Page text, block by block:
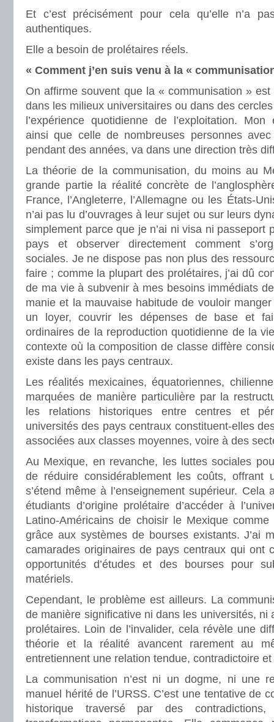
Et c’est précisément pour cela qu’elle n’a
authentiques.
Elle a besoin de prolétaires réels.
« Comment j’en suis venu à la «
On affirme souvent que la « communisation »
dans les milieux universitaires ou dans des
l’expérience quotidienne de l’exploitation. Mon
ainsi que celle de nombreuses personnes avec
pendant des années, va dans une direction très
La théorie de la communisation, du moins au
grande partie la réalité concrète de
France, l’Angleterre, l’Allemagne ou les États-
n’ai pas lu d’ouvrages à leur sujet ou sur leurs
simplement parce que je n’ai ni visa ni passeport
pays et observer directement comment
sociales. Je ne dispose pas non plus des
faire ; comme la plupart des prolétaires, j’ai dû
de ma vie à subvenir à mes besoins immédiats
manie et la mauvaise habitude de vouloir
un loyer, couvrir les dépenses de base et
ordinaires de la reproduction quotidienne de la
contexte où la composition de classe diffère
existe dans les pays centraux.
Les réalités mexicaines, équatoriennes,
marquées de manière particulière par la
les relations historiques entre centres et
universités des pays centraux constituent-elles
associées aux classes moyennes, voire à des
Au Mexique, en revanche, les luttes sociales
de réduire considérablement les coûts, offrant
s’étend même à l’enseignement supérieur.
étudiants d’origine prolétaire d’accéder à
Latino-Américains de choisir le Mexique comme
grâce aux systèmes de bourses existants. J’ai
camarades originaires de pays centraux qui ont
opportunités d’études et des bourses pour
matériels.
Cependant, le problème est ailleurs. La
de manière significative ni dans les universités, ni
prolétaires. Loin de l’invalider, cela révèle une
théorie et la réalité avancent rarement au
entretiennent une relation tendue, contradictoire
La communisation n’est ni un dogme, ni une
manuel hérité de l’URSS. C’est une tentative de
historique traversé par des